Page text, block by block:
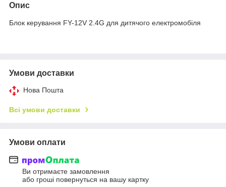
Опис
Блок керування FY-12V 2.4G для дитячого електромобіля
Умови доставки
Нова Пошта
Всі умови доставки
Умови оплати
Ви отримаєте замовлення
або гроші повернуться на вашу картку